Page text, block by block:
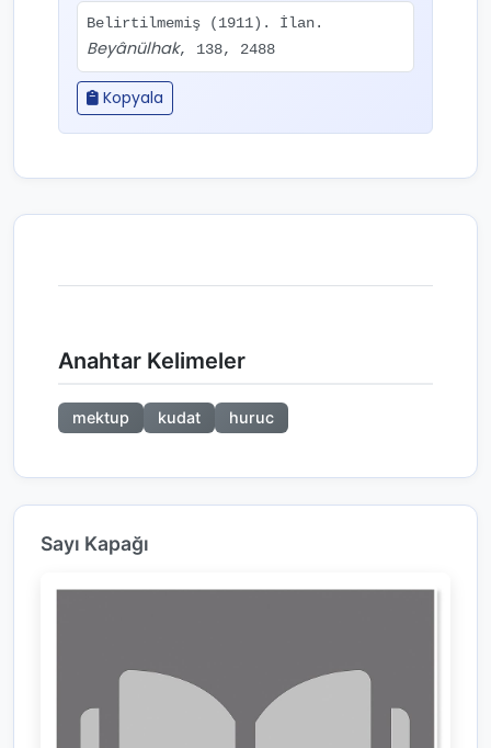
Belirtilmemiş (1911). İlan.
Beyânülhak, 138, 2488
Kopyala
Anahtar Kelimeler
mektup kudat huruc
Sayı Kapağı